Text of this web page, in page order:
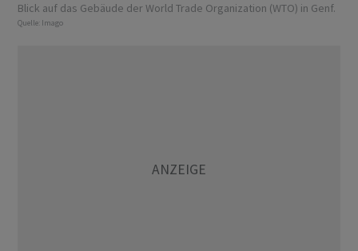
Blick auf das Gebäude der World Trade Organization (WTO) in Genf.
Quelle: Imago